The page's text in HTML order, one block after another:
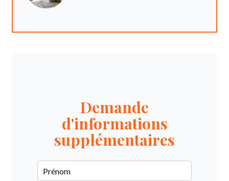
Demande
d'informations
supplémentaires